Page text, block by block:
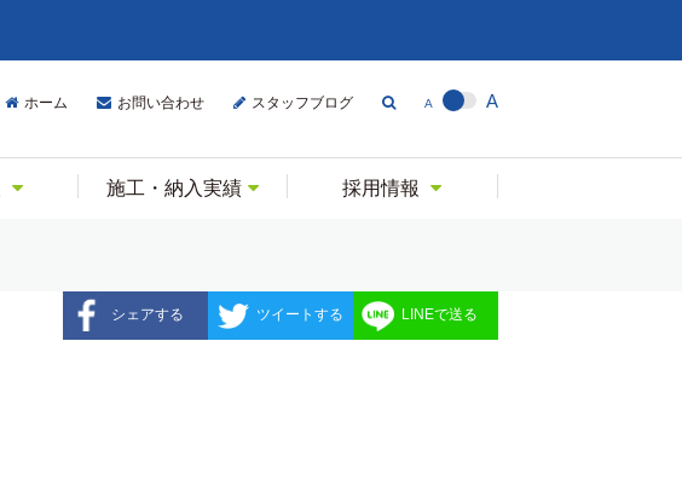
ホーム お問い合わせ スタッフブログ A A
施工・納入実績 採用情報
シェアする ツイートする LINEで送る